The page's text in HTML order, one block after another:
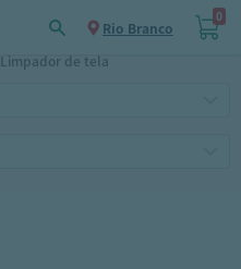
Rio Branco
0
Limpador de tela